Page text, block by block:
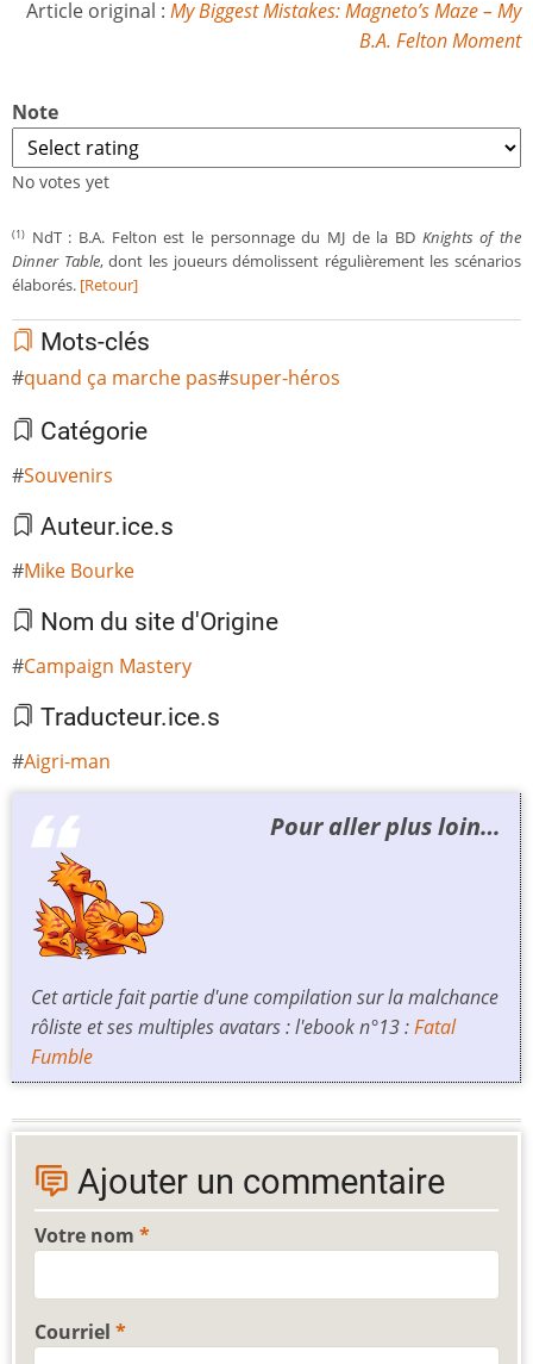
Article original : My Biggest Mistakes: Magneto’s Maze – My
B.A. Felton Moment
Note
No votes yet
(1) NdT : B.A. Felton est le personnage du MJ de la BD Knights of the
Dinner Table, dont les joueurs démolissent régulièrement les scénarios
élaborés. [Retour]
Mots-clés
quand ça marche pas super-héros
Catégorie
Souvenirs
Auteur.ice.s
Mike Bourke
Nom du site d'Origine
Campaign Mastery
Traducteur.ice.s
Aigri-man
Pour aller plus loin…
Cet article fait partie d'une compilation sur la malchance
rôliste et ses multiples avatars : l'ebook n°13 :Fatal
Fumble
Ajouter un commentaire
Votre nom
Courriel